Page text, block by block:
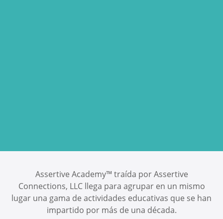
Assertive Academy™️ traída por Assertive
Connections, LLC llega para agrupar en un mismo
lugar una gama de actividades educativas que se han
impartido por más de una década.